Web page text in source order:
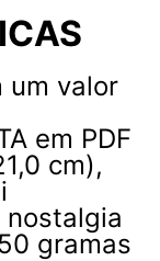
um valor
em PDF
cm),
nostalgia
gramas